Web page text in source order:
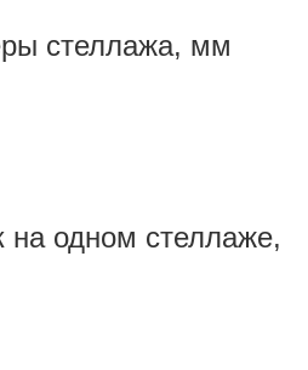
стеллажа, мм
на одном стеллаже,